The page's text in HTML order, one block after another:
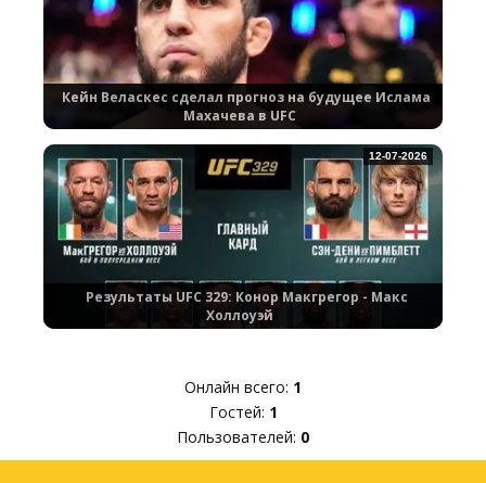
Кейн Веласкес сделал прогноз на будущее Ислама
Махачева в UFC
Результаты UFC 329: Конор Макгрегор - Макс
Холлоуэй
12-07-2026
Онлайн всего: 1
Гостей: 1
Пользователей: 0